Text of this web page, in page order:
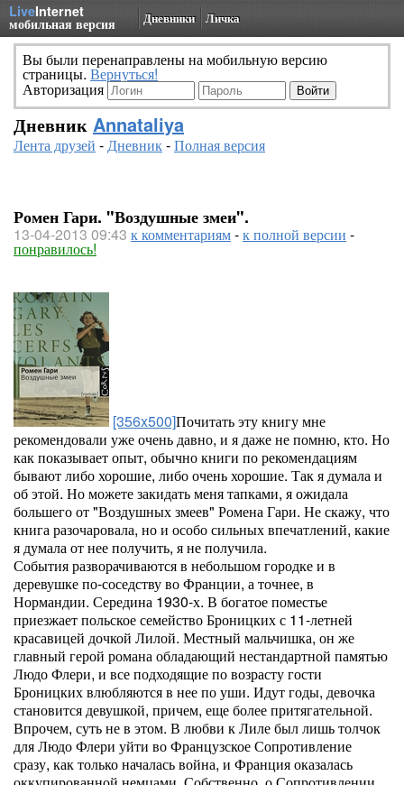
LiveInternet
мобильная версия Дневники Личка
Вы были перенаправлены на мобильную версию
страницы. Вернуться!
Авторизация
Дневник Annataliya
Лента друзей -Дневник-Полная версия
Ромен Гари. "Воздушные змеи".
13-04-2013 09:43 к комментариям-к полной версии -
понравилось!
[356x500]Почитать эту книгу мне
рекомендовали уже очень давно, и я даже не помню, кто. Но
как показывает опыт, обычно книги по рекомендациям
бывают либо хорошие, либо очень хорошие. Так я думала и
об этой. Но можете закидать меня тапками, я ожидала
большего от "Воздушных змеев" Ромена Гари. Не скажу, что
книга разочаровала, но и особо сильных впечатлений, какие
я думала от нее получить, я не получила.
События разворачиваются в небольшом городке и в
деревушке по-соседству во Франции, а точнее, в
Нормандии. Середина 1930-х. В богатое поместье
приезжает польское семейство Броницких с 11-летней
красавицей дочкой Лилой. Местный мальчишка, он же
главный герой романа обладающий нестандартной памятью
Людо Флери, и все подходящие по возрасту гости
Броницких влюбляются в нее по уши. Идут годы, девочка
становится девушкой, причем, еще более притягательной.
Впрочем, суть не в этом. В любви к Лиле был лишь толчок
для Людо Флери уйти во Французское Сопротивление
сразу, как только началась война, и Франция оказалась